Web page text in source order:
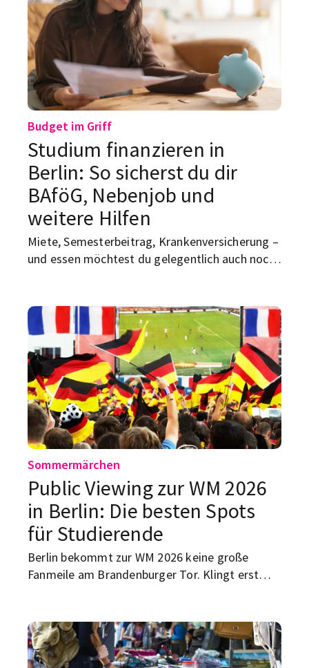
Budget im Griff
Studium finanzieren in
Berlin: So sicherst du dir
BAföG, Nebenjob und
weitere Hilfen
Miete, Semesterbeitrag, Krankenversicherung –
und essen möchtest du gelegentlich auch noch.
Unterstützung bekommst und warum ein
Studienkredit nicht dein erster Plan sein sollte.
Sommermärchen
Public Viewing zur WM 2026
in Berlin: Die besten Spots
für Studierende
Berlin bekommt zur WM 2026 keine große
Fanmeile am Brandenburger Tor. Klingt erst
Public Viewing in Berlin passiert 2026 nicht an
einem einzigen Ort, sondern verteilt über die
Stadt – am Potsdamer Platz, auf dem RAW-